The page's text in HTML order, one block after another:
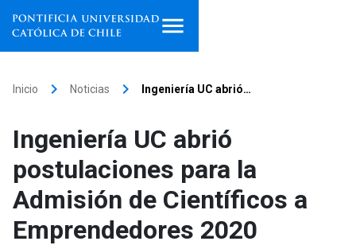
Facultades, escuelas e
institutos
Investigación
Inicio keyboard_arrow_right Noticias keyboard_arrow_right Ingeniería UC abrió…
Ingeniería UC abrió
postulaciones para la
Admisión de Científicos a
Emprendedores 2020